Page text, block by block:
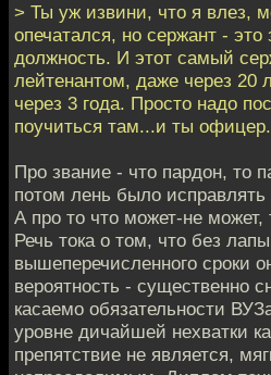
> Ты уж извини, что я влез,
опечатался, но сержант - это
должность. И этот самый
лейтенантом, даже через 20
через 3 года. Просто надо
поучиться там...и ты офицер.
Про звание - что пардон, то
потом лень было исправлять
А про то что может-не может,
Речь тока о том, что без
вышеперечисленного сроки
вероятность - существенно
касаемо обязательности
уровне дичайшей нехватки
препятствие не является,